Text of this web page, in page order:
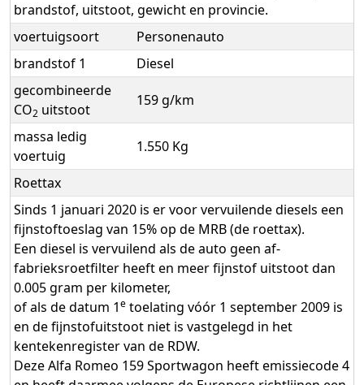
brandstof, uitstoot, gewicht en provincie.
voertuigsoort
Personenauto
brandstof 1
Diesel
gecombineerde
CO2 uitstoot
159 g/km
massa ledig
voertuig
1.550 Kg
Roettax
Sinds 1 januari 2020 is er voor vervuilende diesels een
fijnstoftoeslag van 15% op de MRB (de roettax).
Een diesel is vervuilend als de auto geen af-
fabrieksroetfilter heeft en meer fijnstof uitstoot dan
0.005 gram per kilometer,
of als de datum 1e toelating vóór 1 september 2009 is
en de fijnstofuitstoot niet is vastgelegd in het
kentekenregister van de RDW.
Deze Alfa Romeo 159 Sportwagon heeft emissiecode 4